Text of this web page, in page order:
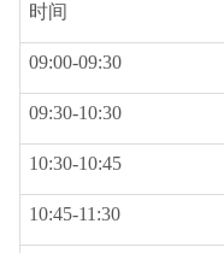
时间
09:00-09:30
09:30-10:30
10:30-10:45
10:45-11:30